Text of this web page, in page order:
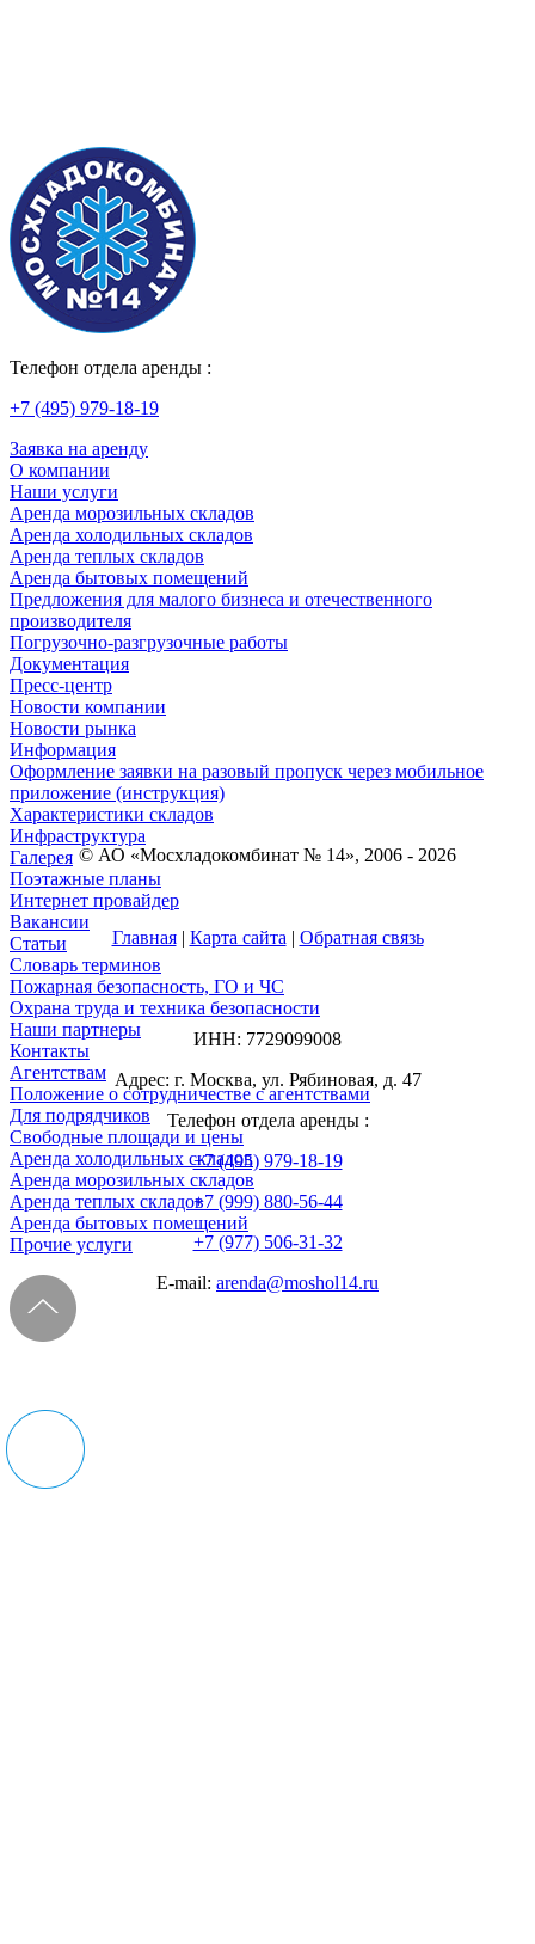
Телефон отдела аренды :
+7 (495) 979-18-19
Заявка на аренду
О компании
Наши услуги
Аренда морозильных складов
Аренда холодильных складов
Аренда теплых складов
Аренда бытовых помещений
Предложения для малого бизнеса и отечественного
производителя
Погрузочно-разгрузочные работы
Документация
Пресс-центр
Новости компании
Новости рынка
Информация
Оформление заявки на разовый пропуск через мобильное
приложение (инструкция)
Характеристики складов
Инфраструктура
Галерея
Поэтажные планы
Интернет провайдер
Вакансии
Статьи
Словарь терминов
Пожарная безопасность, ГО и ЧС
Охрана труда и техника безопасности
Наши партнеры
Контакты
Агентствам
Положение о сотрудничестве с агентствами
Для подрядчиков
Свободные площади и цены
Аренда холодильных складов
Аренда морозильных складов
Аренда теплых складов
Аренда бытовых помещений
Прочие услуги
© АО «Мосхладокомбинат № 14», 2006 - 2026
Главная| Карта сайта | Обратная связь
ИНН: 7729099008
Адрес: г. Москва, ул. Рябиновая, д. 47
Телефон отдела аренды :
+7 (495) 979-18-19
+7 (999) 880-56-44
+7 (977) 506-31-32
E-mail: arenda@moshol14.ru